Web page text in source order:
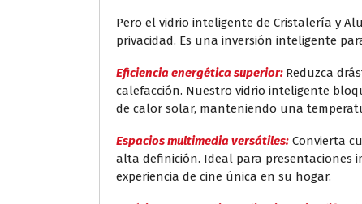
Pero el vidrio inteligente de Cristalería y
privacidad. Es una inversión inteligente
Eficiencia energética superior: Reduzca
calefacción. Nuestro vidrio inteligente
de calor solar, manteniendo una
Espacios multimedia versátiles: Convierta
alta definición. Ideal para presentaciones
experiencia de cine única en su hogar.